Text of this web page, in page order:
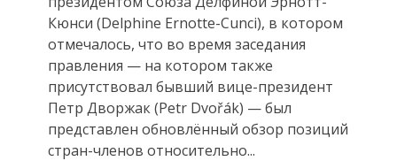
Кюнси (Delphine Ernotte-Cunci), в котором
отмечалось, что во время заседания
правления — на котором также
присутствовал бывший вице-президент
Петр Дворжак (Petr Dvořák) — был
представлен обновлённый обзор позиций
стран-членов относительно...